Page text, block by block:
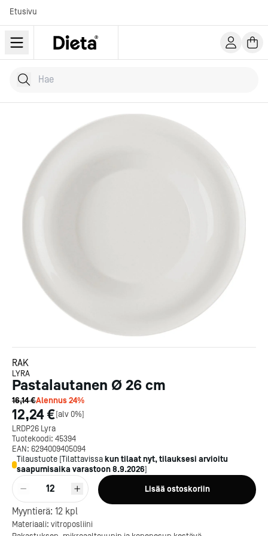
Etusivu
Hae tuotteita
Kirjoita hakusana...
RAK
LYRA
Pastalautanen Ø 26 cm
16,14 €Alennus24%
12,24 €[alv 0%]
LRDP26 Lyra
Tuotekoodi: 45394
EAN: 6294009405094
Tilaustuote [Tilattavissa kun tilaat nyt, tilauksesi arvioitu
saapumisaika varastoon8.9.2026]
12 Lisää ostoskoriin
Myyntierä: 12 kpl
Materiaali: vitroposliini
Kotipizza on vuonna 1987
perustettu yritys, jolla on yli
300 ravintolaa eri puolella